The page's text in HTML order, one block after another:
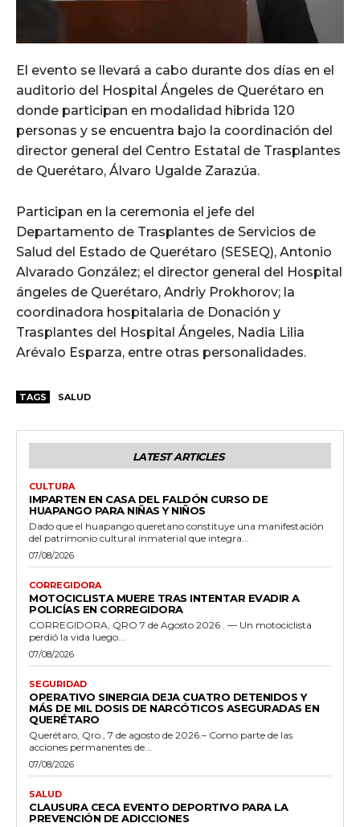
El evento se llevará a cabo durante dos días en el
auditorio del Hospital Ángeles de Querétaro en
donde participan en modalidad hibrida 120
personas y se encuentra bajo la coordinación del
director general del Centro Estatal de Trasplantes
de Querétaro, Álvaro Ugalde Zarazúa.
Participan en la ceremonia el jefe del
Departamento de Trasplantes de Servicios de
Salud del Estado de Querétaro (SESEQ), Antonio
Alvarado González; el director general del Hospital
ángeles de Querétaro, Andriy Prokhorov; la
coordinadora hospitalaria de Donación y
Trasplantes del Hospital Ángeles, Nadia Lilia
Arévalo Esparza, entre otras personalidades.
TAGS SALUD
LATEST ARTICLES
CULTURA
IMPARTEN EN CASA DEL FALDÓN CURSO DE
HUAPANGO PARA NIÑAS Y NIÑOS
Dado que el huapango queretano constituye una manifestación
del patrimonio cultural inmaterial que integra...
07/08/2026
CORREGIDORA
MOTOCICLISTA MUERE TRAS INTENTAR EVADIR A
POLICÍAS EN CORREGIDORA
CORREGIDORA, QRO 7 de Agosto 2026 . — Un motociclista
perdió la vida luego...
07/08/2026
SEGURIDAD
OPERATIVO SINERGIA DEJA CUATRO DETENIDOS Y
MÁS DE MIL DOSIS DE NARCÓTICOS ASEGURADAS EN
QUERÉTARO
Querétaro, Qro., 7 de agosto de 2026.– Como parte de las
acciones permanentes de...
07/08/2026
SALUD
CLAUSURA CECA EVENTO DEPORTIVO PARA LA
PREVENCIÓN DE ADICCIONES